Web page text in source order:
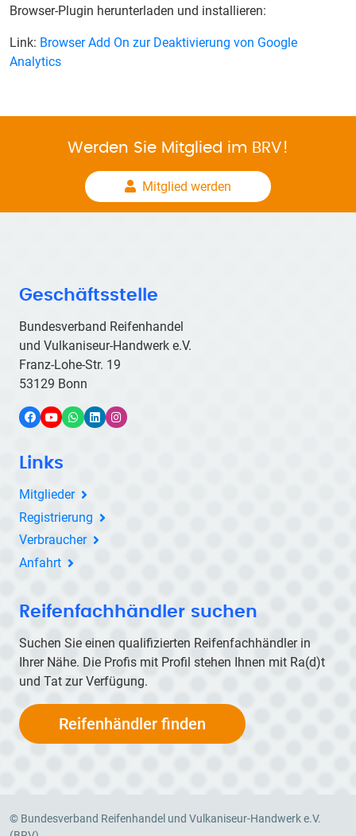
Browser-Plugin herunterladen und installieren:
Link: Browser Add On zur Deaktivierung von Google
Analytics
Werden Sie Mitglied im BRV!
Mitglied werden
Geschäftsstelle
Bundesverband Reifenhandel
und Vulkaniseur-Handwerk e.V.
Franz-Lohe-Str. 19
53129 Bonn
FacebookYouTubeWhatsApp
LinkedInInstagram
Links
Mitglieder
Registrierung
Verbraucher
Anfahrt
Reifenfachhändler suchen
Suchen Sie einen qualifizierten Reifenfachhändler in
Ihrer Nähe. Die Profis mit Profil stehen Ihnen mit Ra(d)t
und Tat zur Verfügung.
Reifenhändler finden
© Bundesverband Reifenhandel und Vulkaniseur-Handwerk e.V.